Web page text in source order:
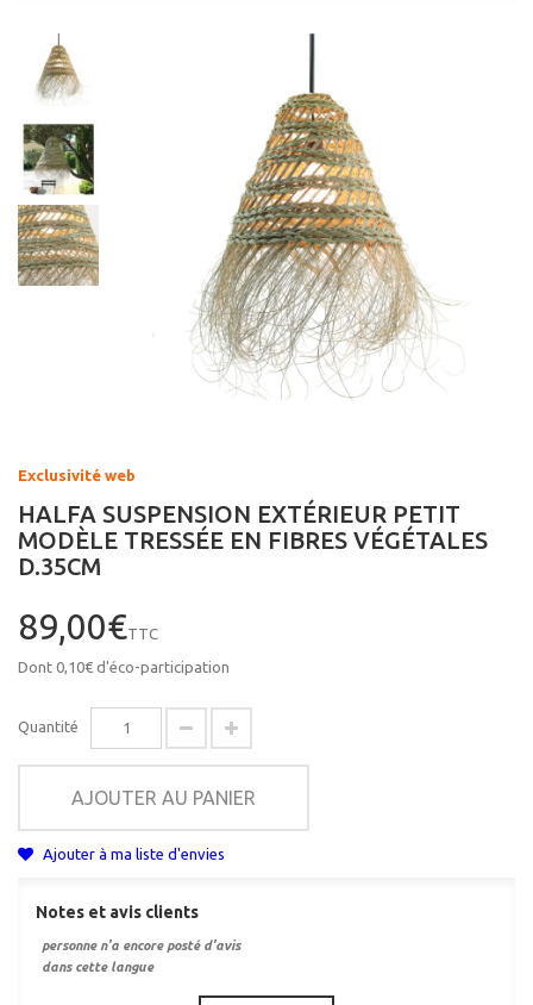
Exclusivité web
HALFA SUSPENSION EXTÉRIEUR PETIT
MODÈLE TRESSÉE EN FIBRES VÉGÉTALES
D.35CM
89,00€TTC
Dont 0,10€ d'éco-participation
Quantité
AJOUTER AU PANIER
Ajouter à ma liste d'envies
Notes et avis clients
personne n'a encore posté d'avis
dans cette langue